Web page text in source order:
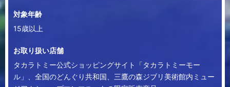
対象年齢
15歳以上
お取り扱い店舗
タカラトミー公式ショッピングサイト「タカラトミーモー
ル」、 全国のどんぐり共和国、 三鷹の森ジブリ美術館内ミュー